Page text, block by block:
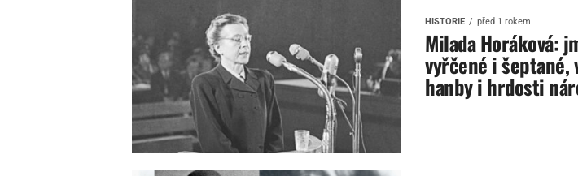
HISTORIE před 1 rokem
Milada Horáková:
vyřčené i šeptané,
hanby i hrdosti